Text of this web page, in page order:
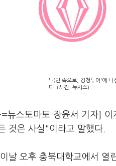
'국민 속으로, 경청투어'에 나
다. (사진=뉴시스)
=뉴스토마토 장윤서 기자]
것은 사실"이라고 말했다.
날 오후 충북대학교에서 열